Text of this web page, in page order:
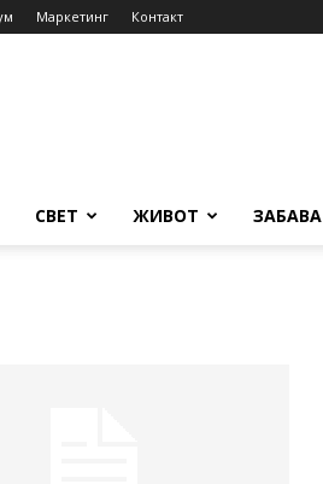
Маркетинг Контакт
СВЕТ ЖИВОТ ЗАБАВА